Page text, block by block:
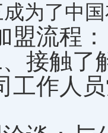
为了中
流程：
触了解
工作人